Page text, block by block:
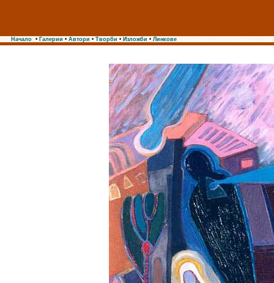
Начало • Галерии • Автори • Творби • Изложби • Линкове